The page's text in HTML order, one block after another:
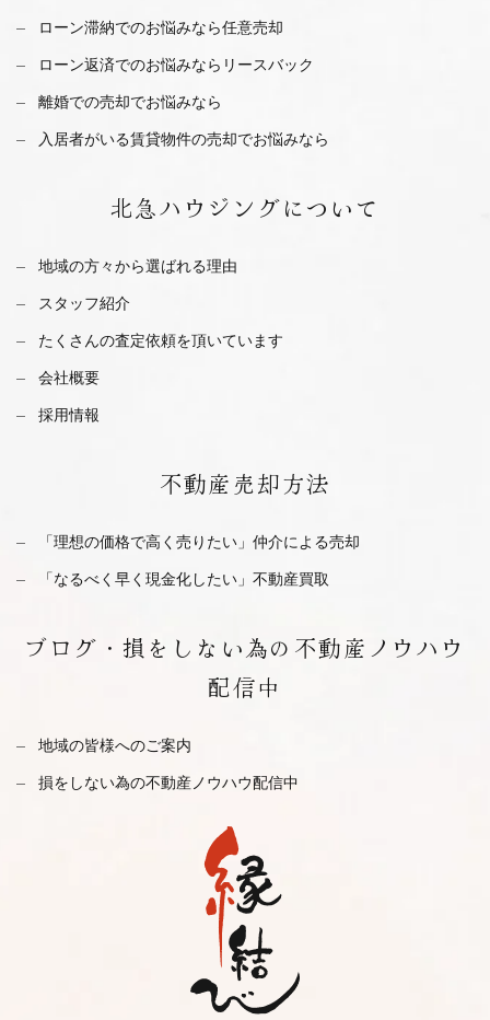
ローン滞納でのお悩みなら任意売却
ローン返済でのお悩みならリースバック
離婚での売却でお悩みなら
入居者がいる賃貸物件の売却でお悩みなら
北急ハウジングについて
地域の方々から選ばれる理由
スタッフ紹介
たくさんの査定依頼を頂いています
会社概要
採用情報
不動産 売却方法
「理想の価格で高く売りたい」仲介による売却
「なるべく早く現金化したい」不動産買取
ブログ・ 損をしない為の不動産ノウハウ
配信中
地域の皆様へのご案内
損をしない為の不動産ノウハウ配信中